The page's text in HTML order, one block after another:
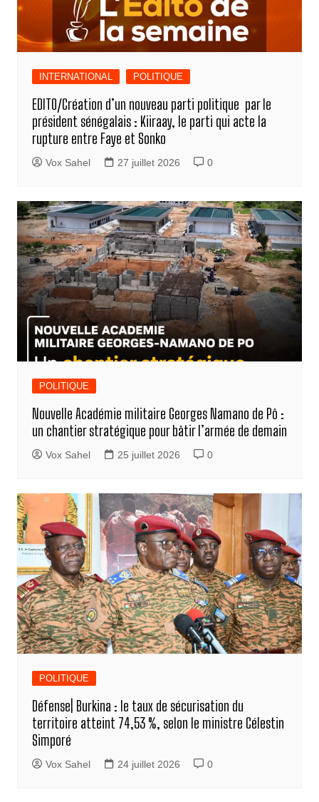
INTERNATIONAL POLITIQUE
EDITO/Création d’un nouveau parti politique par le
président sénégalais : Kiiraay, le parti qui acte la
rupture entre Faye et Sonko
Vox Sahel 27 juillet 2026 0
POLITIQUE
Nouvelle Académie militaire Georges Namano de Pô :
un chantier stratégique pour bâtir l’armée de demain
Vox Sahel 25 juillet 2026 0
POLITIQUE
Défense| Burkina : le taux de sécurisation du
territoire atteint 74,53 %, selon le ministre Célestin
Simporé
Vox Sahel 24 juillet 2026 0